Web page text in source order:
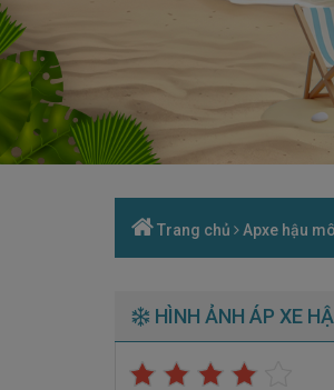
Trang chủ Apxe hậu
HÌNH ẢNH ÁP XE